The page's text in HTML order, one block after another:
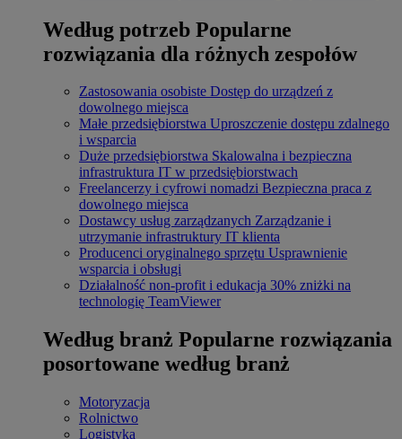
Według potrzeb Popularne
rozwiązania dla różnych zespołów
Zastosowania osobiste Dostęp do urządzeń z
dowolnego miejsca
Małe przedsiębiorstwa Uproszczenie dostępu zdalnego
i wsparcia
Duże przedsiębiorstwa Skalowalna i bezpieczna
infrastruktura IT w przedsiębiorstwach
Freelancerzy i cyfrowi nomadzi Bezpieczna praca z
dowolnego miejsca
Dostawcy usług zarządzanych Zarządzanie i
utrzymanie infrastruktury IT klienta
Producenci oryginalnego sprzętu Usprawnienie
wsparcia i obsługi
Działalność non-profit i edukacja 30% zniżki na
technologię TeamViewer
Według branż Popularne rozwiązania
posortowane według branż
Motoryzacja
Rolnictwo
Logistyka